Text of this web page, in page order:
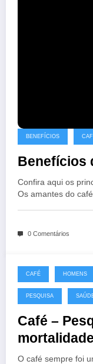
BENEFÍCIOS
Benefícios
Confira aqui os
Os amantes do
0 Comentários
CAFÉ HOMENS
PESQUISA
Café –
bebem e
O café sempre foi